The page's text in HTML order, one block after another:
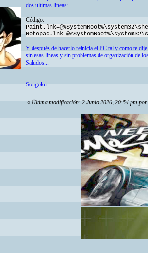
dos ultimas lineas:
Código:
Y después de hacerlo reinicia el PC tal y como te
sin esas lineas y sin problemas de organización de
Saludos...
Songoku
« Última modificación: 2 Junio 2026, 20:54 pm por